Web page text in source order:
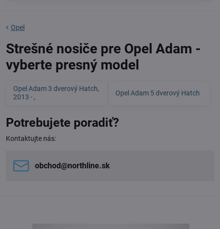
Opel
Strešné nosiče pre Opel Adam -
vyberte presný model
Opel Adam 3 dverový Hatch,
2013 - ,
Opel Adam 5 dverový Hatch
Potrebujete poradiť?
Kontaktujte nás:
obchod​@northline​.sk